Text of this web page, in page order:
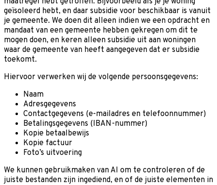
geïsoleerd hebt, en daar subsidie voor beschikbaar is vanuit
je gemeente. We doen dit alleen indien we een opdracht en
mandaat van een gemeente hebben gekregen om dit te
mogen doen, en keren alleen subsidie uit aan woningen
waar de gemeente van heeft aangegeven dat er subsidie
toekomt.
Hiervoor verwerken wij de volgende persoonsgegevens:
Naam
Adresgegevens
Contactgegevens (e-mailadres en telefoonnummer)
Betalingsgegevens (IBAN-nummer)
Kopie betaalbewijs
Kopie factuur
Foto’s uitvoering
We kunnen gebruikmaken van AI om te controleren of de
juiste bestanden zijn ingediend, en of de juiste elementen in